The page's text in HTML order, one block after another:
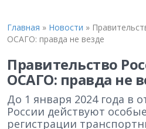
Главная » Новости »
ОСАГО: правда не везде
Правительство
ОСАГО: правда не
До 1 января 2024 года в
России действуют
регистрации